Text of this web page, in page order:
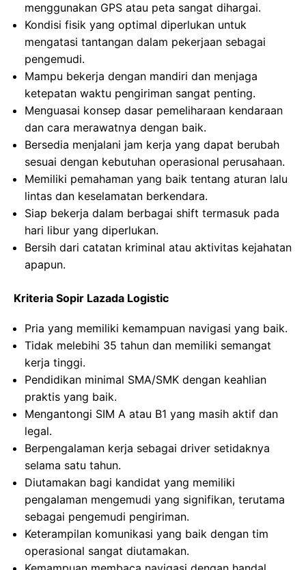
menggunakan GPS atau peta sangat dihargai.
Kondisi fisik yang optimal diperlukan untuk
mengatasi tantangan dalam pekerjaan sebagai
pengemudi.
Mampu bekerja dengan mandiri dan menjaga
ketepatan waktu pengiriman sangat penting.
Menguasai konsep dasar pemeliharaan kendaraan
dan cara merawatnya dengan baik.
Bersedia menjalani jam kerja yang dapat berubah
sesuai dengan kebutuhan operasional perusahaan.
Memiliki pemahaman yang baik tentang aturan lalu
lintas dan keselamatan berkendara.
Siap bekerja dalam berbagai shift termasuk pada
hari libur yang diperlukan.
Bersih dari catatan kriminal atau aktivitas kejahatan
apapun.
Kriteria Sopir Lazada Logistic
Pria yang memiliki kemampuan navigasi yang baik.
Tidak melebihi 35 tahun dan memiliki semangat
kerja tinggi.
Pendidikan minimal SMA/SMK dengan keahlian
praktis yang baik.
Mengantongi SIM A atau B1 yang masih aktif dan
legal.
Berpengalaman kerja sebagai driver setidaknya
selama satu tahun.
Diutamakan bagi kandidat yang memiliki
pengalaman mengemudi yang signifikan, terutama
sebagai pengemudi pengiriman.
Keterampilan komunikasi yang baik dengan tim
operasional sangat diutamakan.